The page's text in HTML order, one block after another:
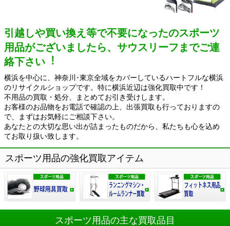
引越しや買い換え等で不要になったのスポーツ
用品がございましたら、サウスリーフまでご連
絡下さい︕
横浜を中心に、神奈川･東京全域をカバーしているハートフルな横浜
のリサイクルショップです。特に横浜近辺は強化買取中です！
不用品の買取・処分、まとめてお引き受けします。
お客様のお品物をお電話で確認の上、出張買取も行っておりますの
で、まずはお気軽にご相談下さい。
あなたとの大切な思い出が詰まったものだから、私たちも心を込め
てお取り扱い致します。
スポーツ用品の強化買取アイテム
スポーツ用品の主な買取品目